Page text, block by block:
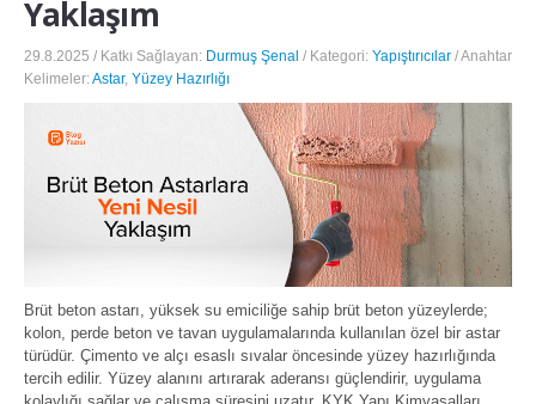
Yaklaşım
29.8.2025 / Katkı Sağlayan: Durmuş Şenal / Kategori: Yapıştırıcılar / Anahtar
Kelimeler:Astar, Yüzey Hazırlığı
Brüt beton astarı, yüksek su emiciliğe sahip brüt beton yüzeylerde;
kolon, perde beton ve tavan uygulamalarında kullanılan özel bir astar
türüdür. Çimento ve alçı esaslı sıvalar öncesinde yüzey hazırlığında
tercih edilir. Yüzey alanını artırarak aderansı güçlendirir, uygulama